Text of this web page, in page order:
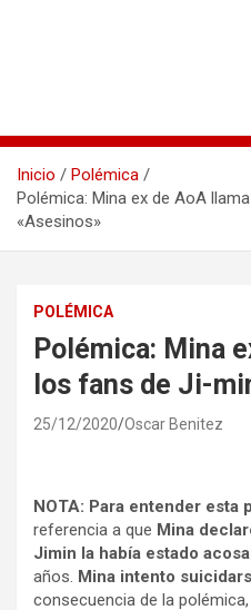
Inicio
Polémica
Polémica: Mina ex de AoA
«Asesinos»
POLÉMICA
Polémica: Mina
los fans de Ji-
25/12/2020 Oscar Benitez
NOTA: Para entender esta
referencia a que Mina
Jimin la había estado
años. Mina intento
consecuencia de la